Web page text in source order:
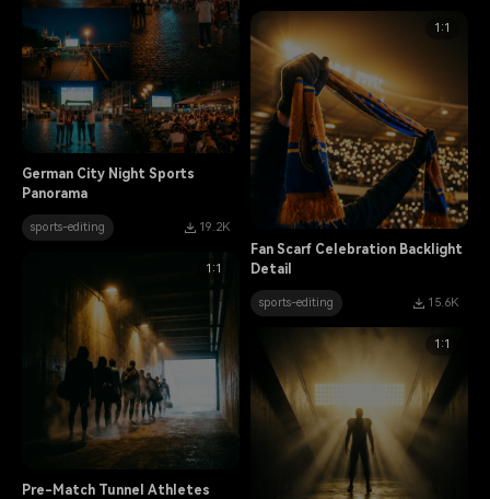
German City Night Sports
Panorama
sports-editing 19.2K
1:1
Fan Scarf Celebration Backlight
Detail
sports-editing 15.6K
1:1
Pre-Match Tunnel Athletes
1:1